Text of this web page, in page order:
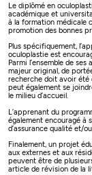
Le diplômé en
académique et
à la formation médicale
promotion des bonnes
Plus spécifiquement,
oculoplastie est
Parmi l’ensemble de
majeur original, de
recherche doit avoir été
peut également se
le milieu d’accueil.
L’apprenant du
également encouragé à
d’assurance qualité et/
Finalement, un projet
aux externes et aux
peuvent être de
article de révision de la